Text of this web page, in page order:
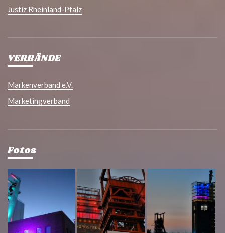
Justiz Rheinland-Pfalz
VERBÄNDE
Markenverband e.V.
Marketingverband
Fotos